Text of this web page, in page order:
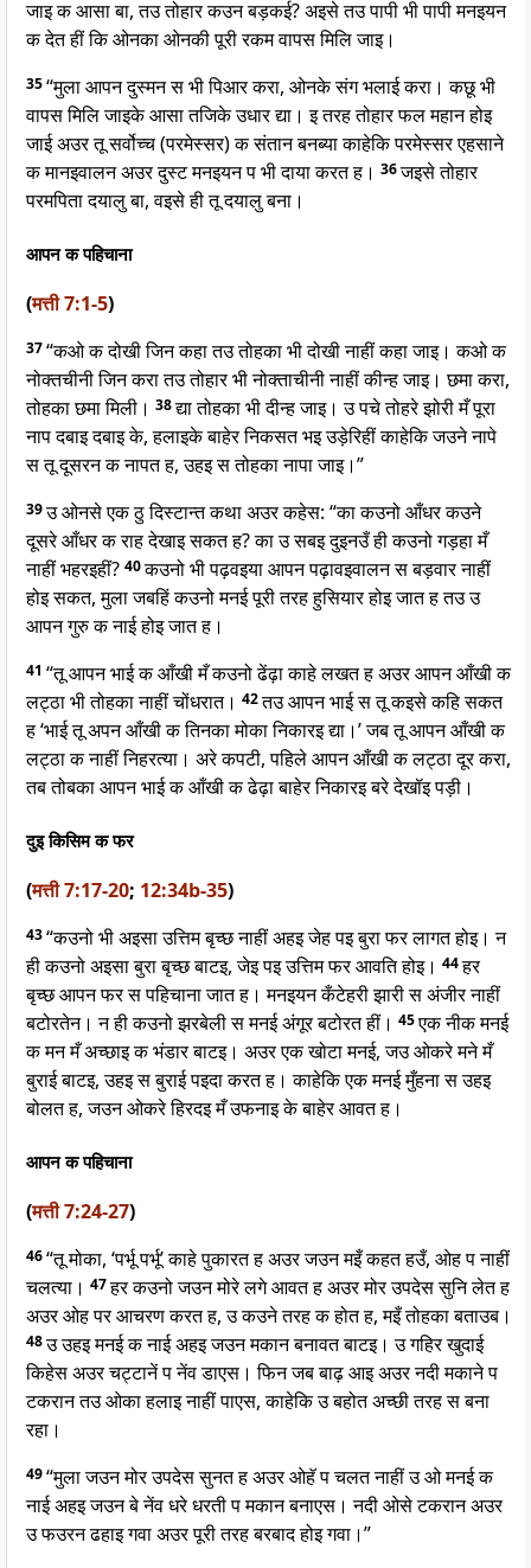
जाइ क आसा बा, तउ तोहार कउन बड़कई? अइसे तउ पापी भी पापी मनइयन
क देत हीं कि ओनका ओनकी पूरी रकम वापस मिलि जाइ।
35“मुला आपन दुस्मन स भी पिआर करा, ओनके संग भलाई करा। कछू भी
वापस मिलि जाइके आसा तजिके उधार द्या। इ तरह तोहार फल महान होइ
जाई अउर तू सर्वोच्च (परमेस्सर) क संतान बनब्या काहेकि परमेस्सर एहसाने
क मानइवालन अउर दुस्ट मनइयन प भी दाया करत ह। 36जइसे तोहार
परमपिता दयालु बा, वइसे ही तू दयालु बना।
आपन क पहिचाना
(मत्ती 7:1-5)
37“कओ क दोखी जिन कहा तउ तोहका भी दोखी नाहीं कहा जाइ। कओ क
नोक्तचीनी जिन करा तउ तोहार भी नोक्ताचीनी नाहीं कीन्ह जाइ। छमा करा,
तोहका छमा मिली। 38द्या तोहका भी दीन्ह जाइ। उ पचे तोहरे झोरी मँ पूरा
नाप दबाइ दबाइ के, हलाइके बाहेर निकसत भइ उड़ेरिहीं काहेकि जउने नापे
स तू दूसरन क नापत ह, उहइ स तोहका नापा जाइ।”
39उ ओनसे एक ठु दिस्टान्त कथा अउर कहेस: “का कउनो आँधर कउने
दूसरे आँधर क राह देखाइ सकत ह? का उ सबइ दुइनउँ ही कउनो गड़हा मँ
नाहीं भहरइहीं? 40कउनो भी पढ़वइया आपन पढ़ावइवालन स बड़वार नाहीं
होइ सकत, मुला जबहिं कउनो मनई पूरी तरह हुसियार होइ जात ह तउ उ
आपन गुरु क नाई होइ जात ह।
41 “तू आपन भाई क आँखी मँ कउनो ढेंढ़ा काहे लखत ह अउर आपन आँखी क
लट्ठा भी तोहका नाहीं चोंधरात। 42तउ आपन भाई स तू कइसे कहि सकत
ह ‘भाई तू अपन आँखी क तिनका मोका निकारइ द्या।’ जब तू आपन आँखी क
लट्ठा क नाहीं निहरत्या। अरे कपटी, पहिले आपन आँखी क लट्ठा दूर करा,
तब तोबका आपन भाई क आँखी क ढेढ़ा बाहेर निकारइ बरे देखॉइ पड़ी।
दुइ किसिम क फर
(मत्ती 7:17-20; 12:34b-35)
43“कउनो भी अइसा उत्तिम बृच्छ नाहीं अहइ जेह पइ बुरा फर लागत होइ। न
ही कउनो अइसा बुरा बृच्छ बाटइ, जेइ पइ उत्तिम फर आवति होइ। 44हर
बृच्छ आपन फर स पहिचाना जात ह। मनइयन कँटेहरी झारी स अंजीर नाहीं
बटोरतेन। न ही कउनो झरबेली स मनई अंगूर बटोरत हीं। 45एक नीक मनई
क मन मँ अच्छाइ क भंडार बाटइ। अउर एक खोटा मनई, जउ ओकरे मने मँ
बुराई बाटइ, उहइ स बुराई पइदा करत ह। काहेकि एक मनई मुँहना स उहइ
बोलत ह, जउन ओकरे हिरदइ मँ उफनाइ के बाहेर आवत ह।
आपन क पहिचाना
(मत्ती 7:24-27)
46“तू मोका, ‘पर्भू पर्भू’ काहे पुकारत ह अउर जउन मइँ कहत हउँ, ओह प नाहीं
चलत्या। 47हर कउनो जउन मोरे लगे आवत ह अउर मोर उपदेस सुनि लेत ह
अउर ओह पर आचरण करत ह, उ कउने तरह क होत ह, मइँ तोहका बताउब।
48उ उहइ मनई क नाई अहइ जउन मकान बनावत बाटइ। उ गहिर खुदाई
किहेस अउर चट्टानें प नेंव डाएस। फिन जब बाढ़ आइ अउर नदी मकाने प
टकरान तउ ओका हलाइ नाहीं पाएस, काहेकि उ बहोत अच्छी तरह स बना
रहा।
49“मुला जउन मोर उपदेस सुनत ह अउर ओहॅ प चलत नाहीं उ ओ मनई क
नाई अहइ जउन बे नेंव धरे धरती प मकान बनाएस। नदी ओसे टकरान अउर
उ फउरन ढहाइ गवा अउर पूरी तरह बरबाद होइ गवा।”